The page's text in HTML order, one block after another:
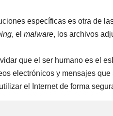
específicas es otra de
, el malware, los archivos
que el ser humano es el
electrónicos y mensajes
el Internet de forma